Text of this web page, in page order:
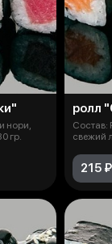
нори,
130 гр.
ролл
Состав:
215 ₽